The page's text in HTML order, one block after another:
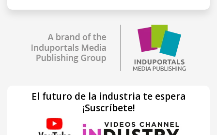
El futuro de la industria te espera
¡Suscríbete!